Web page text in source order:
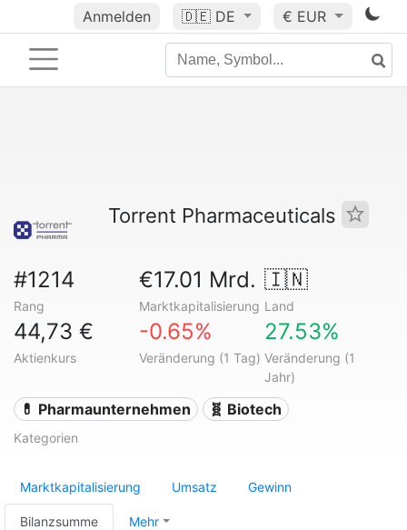
Anmelden 🇩🇪 DE € EUR
Torrent Pharmaceuticals
#1214
Rang
€17.01 Mrd.
Marktkapitalisierung
🇮🇳
Land
44,73 €
Aktienkurs
-0.65%
Veränderung (1 Tag)
27.53%
Veränderung (1
Jahr)
💊 Pharmaunternehmen 🧬 Biotech
Kategorien
Marktkapitalisierung Umsatz Gewinn
Bilanzsumme Mehr